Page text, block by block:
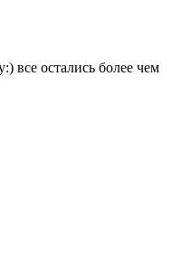
все остались более чем